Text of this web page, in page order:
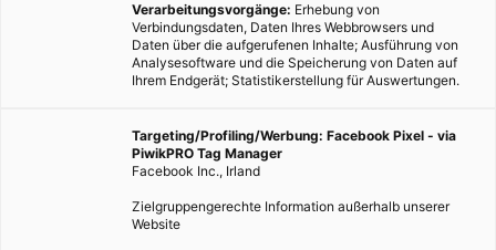
Verarbeitungsvorgänge: Erhebung von
Verbindungsdaten, Daten Ihres Webbrowsers und
Daten über die aufgerufenen Inhalte; Ausführung von
Analysesoftware und die Speicherung von Daten auf
Ihrem Endgerät; Statistikerstellung für Auswertungen.
Targeting/Profiling/Werbung: Facebook Pixel - via
PiwikPRO Tag Manager
Facebook Inc., Irland
Zielgruppengerechte Information außerhalb unserer
Website